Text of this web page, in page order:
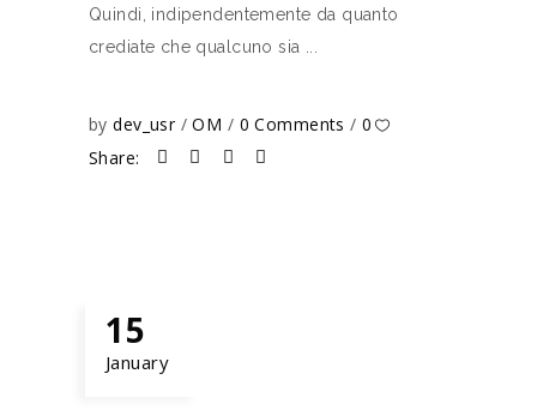
Quindi, indipendentemente da quanto
crediate che qualcuno sia
bydev_usr OM 0 Comments 0
Share:
15
January